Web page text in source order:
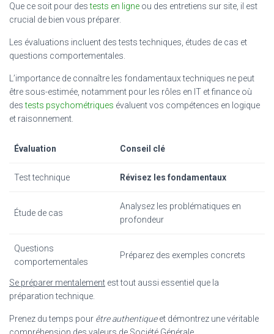
Que ce soit pour destests en ligne ou des entretiens sur site, il est
crucial de bien vous préparer.
Les évaluations incluent des tests techniques, études de cas et
questions comportementales.
L’importance de connaître les fondamentaux techniques ne peut
être sous-estimée, notamment pour les rôles en IT et finance où
destests psychométriques évaluent vos compétences en logique
et raisonnement.
Évaluation Conseil clé
Test technique Révisez les fondamentaux
Étude de cas
Analysez les problématiques en
profondeur
Questions
comportementales
Préparez des exemples concrets
Se préparer mentalement est tout aussi essentiel que la
préparation technique.
Prenez du temps pour être authentiqueet démontrez une véritable